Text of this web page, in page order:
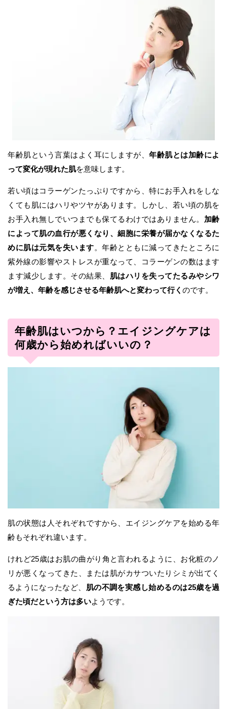
年齢肌という言葉はよく耳にしますが、 年齢肌とは加齢によ
って変化が現れた肌を意味します。
若い頃はコラーゲンたっぷりですから、特にお手入れをしな
くても肌にはハリやツヤがあります。しかし、若い頃の肌を
お手入れ無しでいつまでも保てるわけではありません。 加齢
によって肌の血行が悪くなり、細胞に栄養が届かなくなるた
めに肌は元気を失います。年齢とともに減ってきたところに
紫外線の影響やストレスが重なって、コラーゲンの数はます
ます減少します。その結果、 肌はハリを失ってたるみやシワ
が増え、年齢を感じさせる年齢肌へと変わって行く のです。
年齢肌はいつから？エイジングケアは
何歳から始めればいいの？
肌の状態は人それぞれですから、エイジングケアを始める年
齢もそれぞれ違います。
けれど25歳はお肌の曲がり角と言われるように、お化粧のノ
リが悪くなってきた、または肌がカサついたりシミが出てく
るようになったなど、 肌の不調を実感し始めるのは25歳を過
ぎた頃だという方は多いようです。